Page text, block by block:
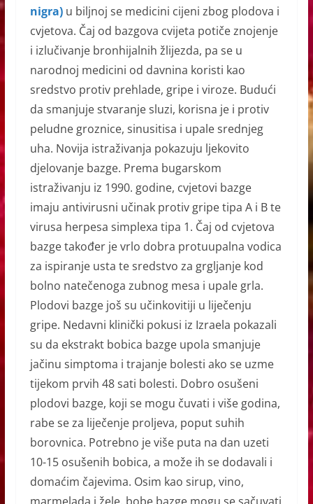
nigra)u biljnoj se medicini cijeni zbog plodova i
cvjetova. Čaj od bazgova cvijeta potiče znojenje
i izlučivanje bronhijalnih žlijezda, pa se u
narodnoj medicini od davnina koristi kao
sredstvo protiv prehlade, gripe i viroze. Budući
da smanjuje stvaranje sluzi, korisna je i protiv
peludne groznice, sinusitisa i upale srednjeg
uha. Novija istraživanja pokazuju ljekovito
djelovanje bazge. Prema bugarskom
istraživanju iz 1990. godine, cvjetovi bazge
imaju antivirusni učinak protiv gripe tipa A i B te
virusa herpesa simplexa tipa 1. Čaj od cvjetova
bazge također je vrlo dobra protuupalna vodica
za ispiranje usta te sredstvo za grgljanje kod
bolno natečenoga zubnog mesa i upale grla.
Plodovi bazge još su učinkovitiji u liječenju
gripe. Nedavni klinički pokusi iz Izraela pokazali
su da ekstrakt bobica bazge upola smanjuje
jačinu simptoma i trajanje bolesti ako se uzme
tijekom prvih 48 sati bolesti. Dobro osušeni
plodovi bazge, koji se mogu čuvati i više godina,
rabe se za liječenje proljeva, poput suhih
borovnica. Potrebno je više puta na dan uzeti
10-15 osušenih bobica, a može ih se dodavali i
domaćim čajevima. Osim kao sirup, vino,